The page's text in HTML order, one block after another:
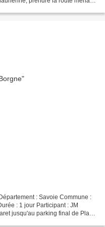
: Savoie Commune :
: 1 jour Participant : JM
jusqu'au parking final de Plan